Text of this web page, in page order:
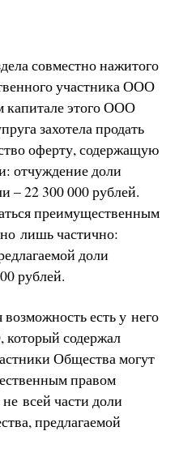
совместно нажитого
участника ООО
капитале этого ООО
захотела продать
оферту, содержащую
отчуждение доли
– 22 300 000 рублей.
преимущественным
лишь частично:
доли
рублей.
возможность есть у него
содержал
Общества могут
правом
всей части доли
предлагаемой